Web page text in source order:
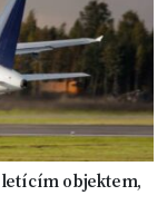
letícím objektem,